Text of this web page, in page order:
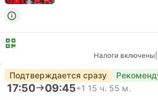
Налоги включены
Подтверждается сразу
17:50 09:45+1 15 ч. 55 м.